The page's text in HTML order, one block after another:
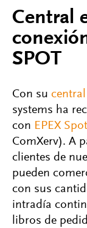
Central
SPOT
Con su
systems ha
con EPEX Spot
ComXerv). A
clientes de
pueden
con sus
intradía
libros de